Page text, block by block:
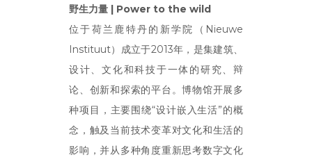
野生力量 | Power to the wild
位于荷兰鹿特丹的新学院（Nieuwe
Instituut）成立于2013年，是集建筑、
设计、文化和科技于一体的研究、辩
论、创新和探索的平台。博物馆开展多
种项目，主要围绕“设计嵌入生活”的概
念，触及当前技术变革对文化和生活的
影响，并从多种角度重新思考数字文化